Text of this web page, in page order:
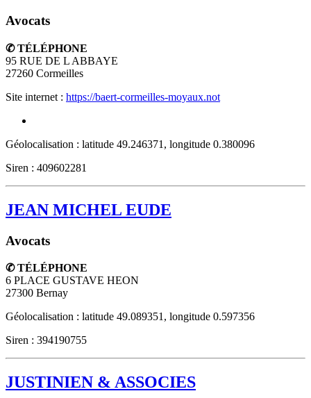
Avocats
✆ TÉLÉPHONE
95 RUE DE L ABBAYE
27260 Cormeilles
Site internet : https://baert-cormeilles-moyaux.not
Géolocalisation : latitude 49.246371, longitude 0.380096
Siren : 409602281
JEAN MICHEL EUDE
Avocats
✆ TÉLÉPHONE
6 PLACE GUSTAVE HEON
27300 Bernay
Géolocalisation : latitude 49.089351, longitude 0.597356
Siren : 394190755
JUSTINIEN & ASSOCIES